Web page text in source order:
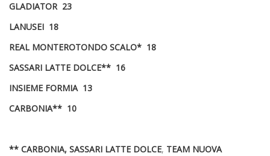
GLADIATOR 23
LANUSEI 18
REAL MONTEROTONDO SCALO* 18
SASSARI LATTE DOLCE** 16
INSIEME FORMIA 13
CARBONIA** 10
** CARBONIA, SASSARI LATTE DOLCE, TEAM NUOVA